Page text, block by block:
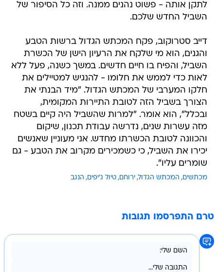
לתקן אותה - פשוט נהנים ממנה. וזה כל הסיפור של
השביל החדש שלכם.
דייב סטרוקוב, פקח המכתש הגדול ברשות הטבע
והגנים, הוא מי שלקח את הרעיון הישן של הכשרת
השביל, והפיח בו חיים חדשים. במשך כשנה, פעל ללא
לאות כדי לממש את חלומו - להנגיש למטיילים את
חלקו המערבי של המכתש הגדול. "מיד הבנתי את
הצורך בשביל הזה לטובת התיירות המקומית,
ובכלל", הוא אומר. "למרות שהשביל היה קיים בשטח
מזה עשרות שנים, נדרשה עבודת תכנון, שיקום
והכוונה לטובת הכשרתו מחדש. אני מעוניין שאנשים
יכירו את השביל, כי כשמכירים מקרוב את הטבע - גם
שומרים עליו".
מכתשים המכתש הגדול ירוחם טיול ג'יפים הנגב
טרם התפרסמו תגובות